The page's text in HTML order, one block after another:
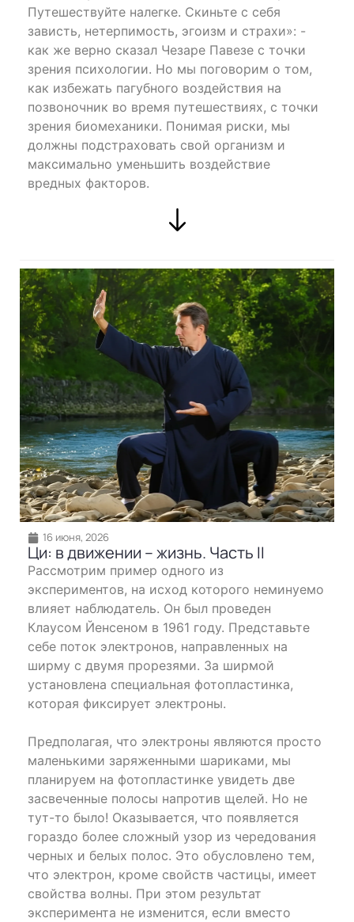
Путешествуйте налегке. Скиньте с себя
зависть, нетерпимость, эгоизм и страхи»: -
как же верно сказал Чезаре Павезе с точки
зрения психологии. Но мы поговорим о том,
как избежать пагубного воздействия на
позвоночник во время путешествиях, с точки
зрения биомеханики. Понимая риски, мы
должны подстраховать свой организм и
максимально уменьшить воздействие
вредных факторов.
16 июня, 2026
Ци: в движении – жизнь. Часть II
Рассмотрим пример одного из
экспериментов, на исход которого неминуемо
влияет наблюдатель. Он был проведен
Клаусом Йенсеном в 1961 году. Представьте
себе поток электронов, направленных на
ширму с двумя прорезями. За ширмой
установлена специальная фотопластинка,
которая фиксирует электроны.
Предполагая, что электроны являются просто
маленькими заряженными шариками, мы
планируем на фотопластинке увидеть две
засвеченные полосы напротив щелей. Но не
тут-то было! Оказывается, что появляется
гораздо более сложный узор из чередования
черных и белых полос. Это обусловлено тем,
что электрон, кроме свойств частицы, имеет
свойства волны. При этом результат
эксперимента не изменится, если вместо